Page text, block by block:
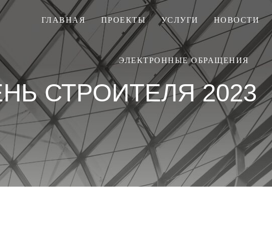
ГЛАВНАЯ ПРОЕКТЫ УСЛУГИ НОВОСТИ
ЭЛЕКТРОННЫЕ ОБРАЩЕНИЯ
СТРОИТЕЛЯ 2023